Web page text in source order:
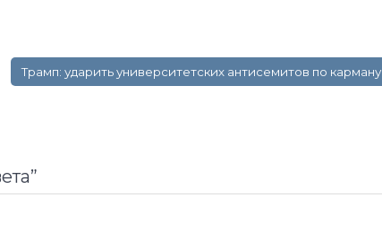
Трамп: ударить университетских антисемитов по карману
”